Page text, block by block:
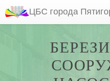
ЦБС города